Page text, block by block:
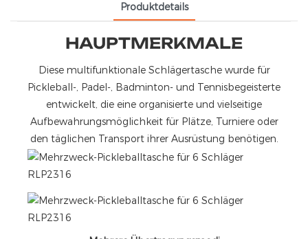
Produktdetails
HAUPTMERKMALE
Diese multifunktionale Schlägertasche wurde für
Pickleball-, Padel-, Badminton- und Tennisbegeisterte
entwickelt, die eine organisierte und vielseitige
Aufbewahrungsmöglichkeit für Plätze, Turniere oder
den täglichen Transport ihrer Ausrüstung benötigen.